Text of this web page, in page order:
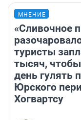
МНЕНИЕ
«Сливочное
туристы
тысяч,
день гулять
Юрского
Хогвартсу